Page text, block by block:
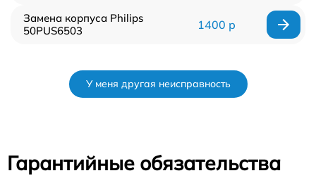
Замена корпуса Philips
50PUS6503
1400 р
У меня другая неисправность
Гарантийные обязательства